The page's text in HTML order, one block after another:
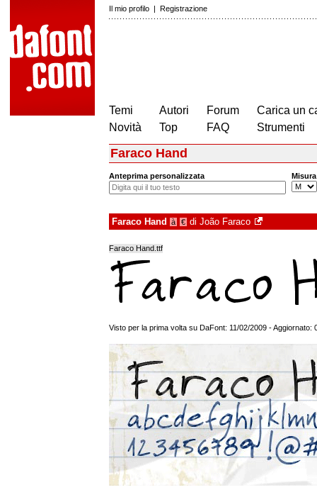
Il mio profilo | Registrazione
Temi
Novità
Autori
Top
Forum
FAQ
Carica un
Strumenti
Faraco Hand
Anteprima personalizzata Misura
Faraco Hand à € di João Faraco
Faraco Hand.ttf
Visto per la prima volta su DaFont: 11/02/2009 - Aggiornato: